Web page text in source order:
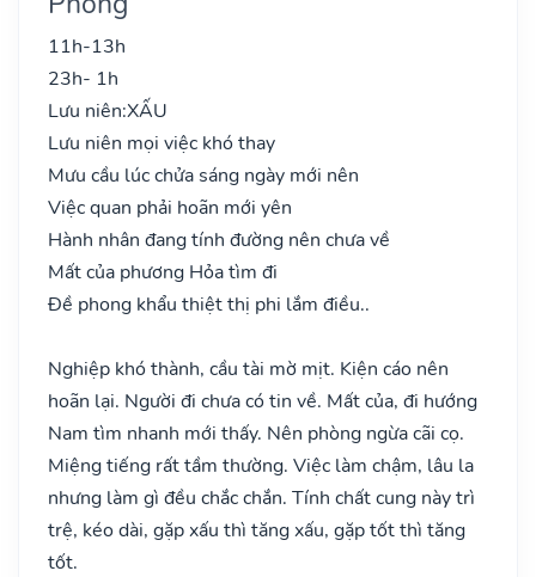
11h-13h
23h- 1h
Lưu niên:XẤU
Lưu niên mọi việc khó thay
Mưu cầu lúc chửa sáng ngày mới nên
Việc quan phải hoãn mới yên
Hành nhân đang tính đường nên chưa về
Mất của phương Hỏa tìm đi
Đề phong khẩu thiệt thị phi lắm điều..
Nghiệp khó thành, cầu tài mờ mịt. Kiện cáo nên
hoãn lại. Người đi chưa có tin về. Mất của, đi hướng
Nam tìm nhanh mới thấy. Nên phòng ngừa cãi cọ.
Miệng tiếng rất tầm thường. Việc làm chậm, lâu la
nhưng làm gì đều chắc chắn. Tính chất cung này trì
trệ, kéo dài, gặp xấu thì tăng xấu, gặp tốt thì tăng
tốt.